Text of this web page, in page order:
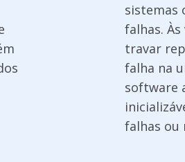
sistemas
falhas.
travar
falha na
software
falhas ou